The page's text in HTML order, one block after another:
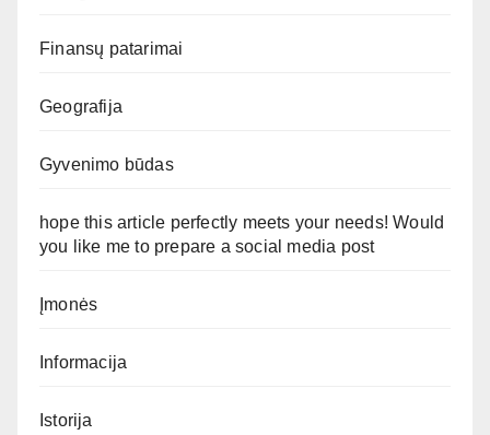
Finansų patarimai
Geografija
Gyvenimo būdas
hope this article perfectly meets your needs! Would
you like me to prepare a social media post
Įmonės
Informacija
Istorija